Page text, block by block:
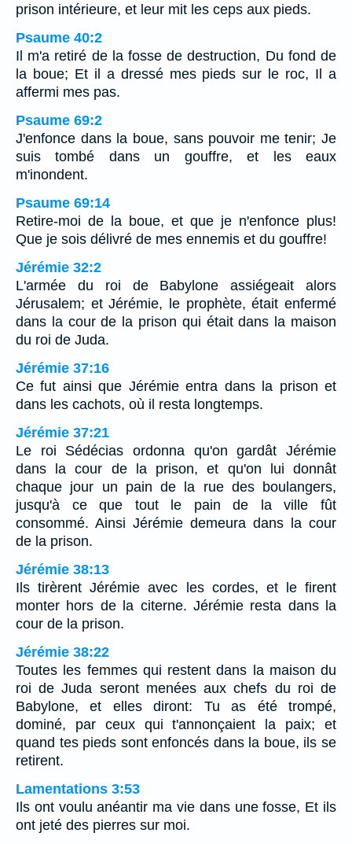
prison intérieure, et leur mit les ceps aux pieds.
Psaume 40:2
Il m'a retiré de la fosse de destruction, Du fond de
la boue; Et il a dressé mes pieds sur le roc, Il a
affermi mes pas.
Psaume 69:2
J'enfonce dans la boue, sans pouvoir me tenir; Je
suis tombé dans un gouffre, et les eaux
m'inondent.
Psaume 69:14
Retire-moi de la boue, et que je n'enfonce plus!
Que je sois délivré de mes ennemis et du gouffre!
Jérémie 32:2
L'armée du roi de Babylone assiégeait alors
Jérusalem; et Jérémie, le prophète, était enfermé
dans la cour de la prison qui était dans la maison
du roi de Juda.
Jérémie 37:16
Ce fut ainsi que Jérémie entra dans la prison et
dans les cachots, où il resta longtemps.
Jérémie 37:21
Le roi Sédécias ordonna qu'on gardât Jérémie
dans la cour de la prison, et qu'on lui donnât
chaque jour un pain de la rue des boulangers,
jusqu'à ce que tout le pain de la ville fût
consommé. Ainsi Jérémie demeura dans la cour
de la prison.
Jérémie 38:13
Ils tirèrent Jérémie avec les cordes, et le firent
monter hors de la citerne. Jérémie resta dans la
cour de la prison.
Jérémie 38:22
Toutes les femmes qui restent dans la maison du
roi de Juda seront menées aux chefs du roi de
Babylone, et elles diront: Tu as été trompé,
dominé, par ceux qui t'annonçaient la paix; et
quand tes pieds sont enfoncés dans la boue, ils se
retirent.
Lamentations 3:53
Ils ont voulu anéantir ma vie dans une fosse, Et ils
ont jeté des pierres sur moi.